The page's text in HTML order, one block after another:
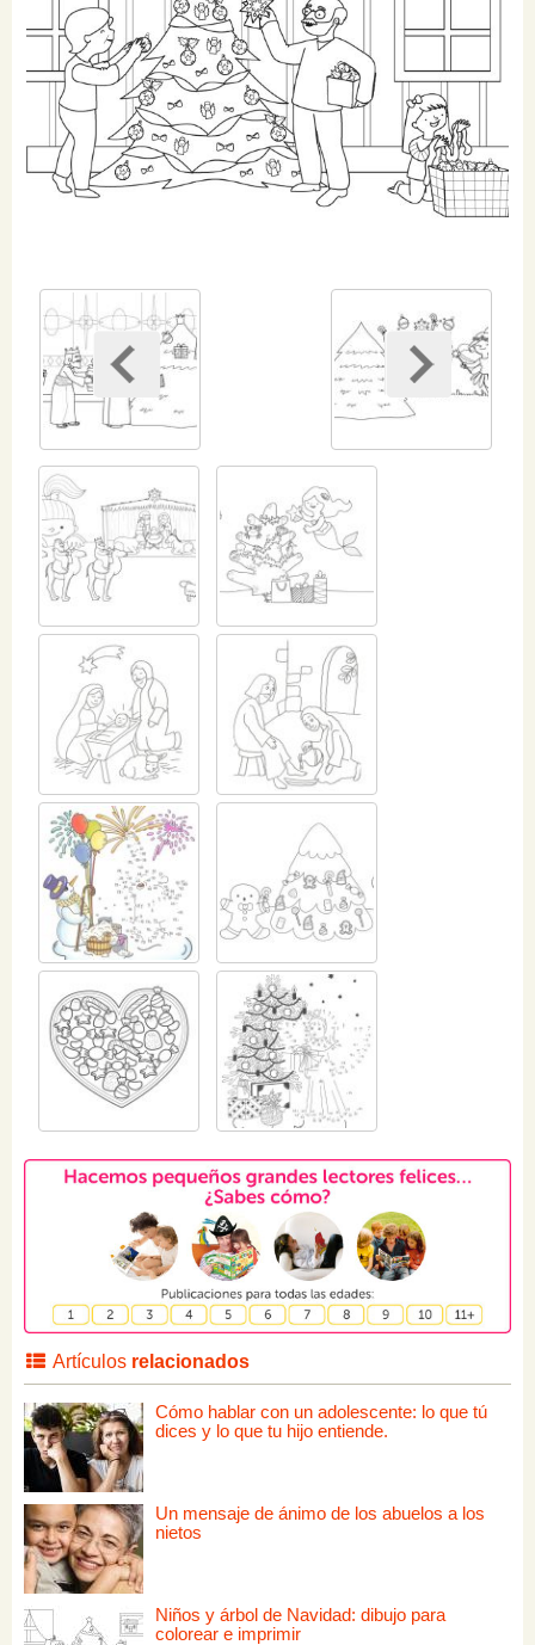
Artículos relacionados
Cómo hablar con un adolescente: lo que tú
dices y lo que tu hijo entiende.
Un mensaje de ánimo de los abuelos a los
nietos
Niños y árbol de Navidad: dibujo para
colorear e imprimir